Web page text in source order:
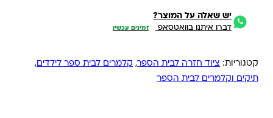
יש שאלה על המוצר?
דברו איתנו בוואטסאפ זמינים עכשיו
קטגוריות: ציוד חזרה לבית הספר, קלמרים לבית ספר לילדים,
תיקים וקלמרים לבית הספר